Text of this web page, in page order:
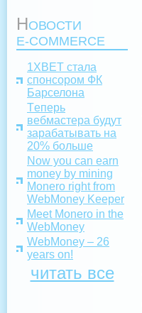
НОВОСТИ
E-COMMERCE
1XBET стала
спонсором ФК
Барселона
Tеперь
вебмастера будут
зарабатывать на
20% больше
Now you can earn
money by mining
Monero right from
WebMoney Keeper
Meet Monero in the
WebMoney
WebMoney – 26
years on!
читать все